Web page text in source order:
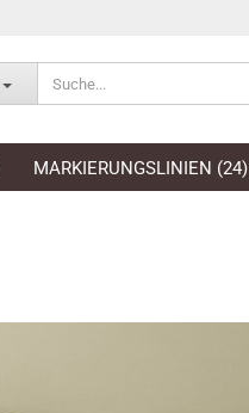
MARKIERUNGSLINIEN (24)